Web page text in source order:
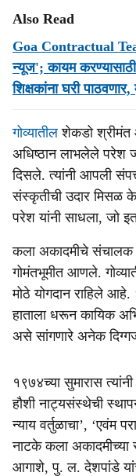
Also Read
Goa Contractual
न्यूज'; कायम
शिक्षकांना घरी
गोव्यातीलशेकडो श्रीमंत
अधिष्ठान लाभलेले परेश
दिसले. त्यांनी आपली
संस्कृतीची उदार मिसळ
परेश यांनी साधला, जो
कला अकादमीचे संचालक
गोमंतभूमीत आणले.
मोठे योगदान राहिले
हाताला धरून कायिक
असे सांगणारे अनेक
१९७४च्या सुमारास
हौशी नाट्यसंस्थेची
न्याय वर्तुळाचा’, ‘एवंम
नाटके कला अकादमीच्या
आगाशे, पु. ल. देशपांडे